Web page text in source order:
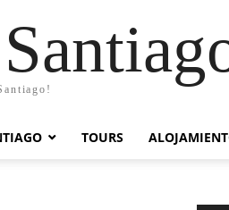
TOURS